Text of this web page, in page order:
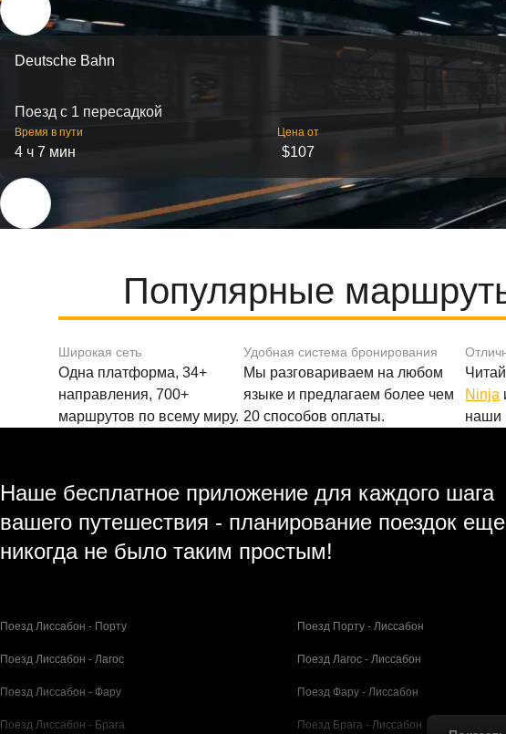
Deutsche Bahn
Поезд с 1 пересадкой
Время в пути
4 ч 7 мин
Цена от
$107
Популярные
Широкая сеть
Одна платформа, 34+
направления, 700+
маршрутов по всему миру.
Удобная система бронирования
Мы разговариваем на любом
языке и предлагаем более чем
20 способов оплаты.
Ninja
наши
Наше бесплатное приложение для каждого шага
вашего путешествия - планирование поездок еще
никогда не было таким простым!
Поезд Лиссабон - Порту Поезд Порту - Лиссабон
Поезд Лиссабон - Лагос Поезд Лагос - Лиссабон
Поезд Лиссабон - Фару Поезд Фару - Лиссабон
Поезд Лиссабон - Брага Поезд Брага - Лиссабон